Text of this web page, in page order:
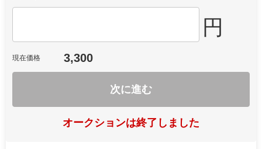
円
現在価格 3,300
次に進む
オークションは終了しました